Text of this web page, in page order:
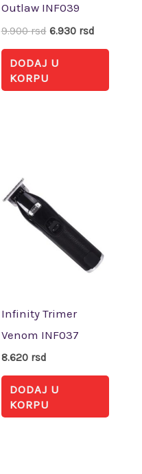
Outlaw INF039
9.900rsd 6.930 rsd
DODAJ U
KORPU
Infinity Trimer
Venom INF037
8.620 rsd
DODAJ U
KORPU